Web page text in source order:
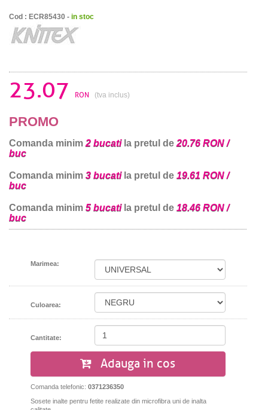
Cod : ECR85430 - in stoc
23.07 RON (tva inclus)
PROMO
Comanda minim 2 bucatila pretul de 20.76 RON /
buc
Comanda minim 3 bucatila pretul de 19.61 RON /
buc
Comanda minim 5 bucatila pretul de 18.46 RON /
buc
Marimea:
Culoarea:
Cantitate:
Adauga in cos
Comanda telefonic: 0371236350
Sosete inalte pentru fetite realizate din microfibra uni de inalta